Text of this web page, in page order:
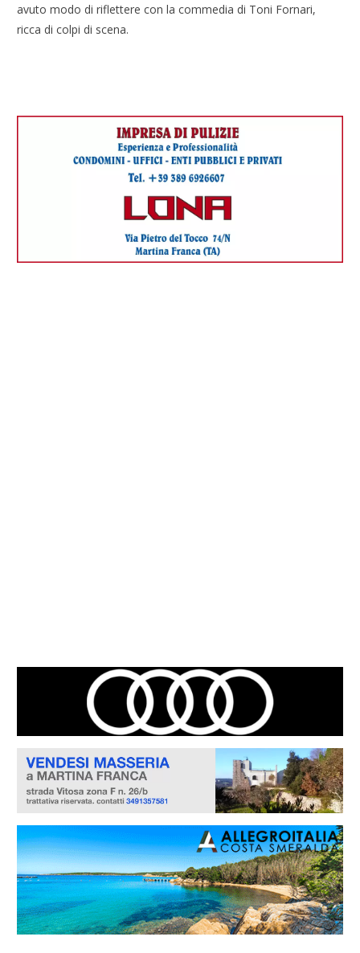
avuto modo di riflettere con la commedia di Toni Fornari,
ricca di colpi di scena.